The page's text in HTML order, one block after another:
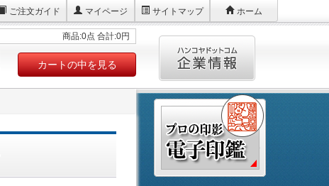
ご注文ガイド マイページ サイトマップ ホーム
商品:0点 合計:0円
カートの中を見る